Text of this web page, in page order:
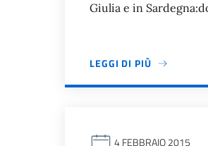
Giulia e in
LEGGI DI PIÙ
4 FEBBRAIO 2015